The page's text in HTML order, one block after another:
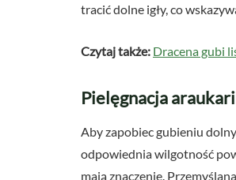
tracić dolne igły, co
Czytaj także: Dracena gubi
Pielęgnacja
Aby zapobiec gubieniu
odpowiednia wilgotność
mają znaczenie.